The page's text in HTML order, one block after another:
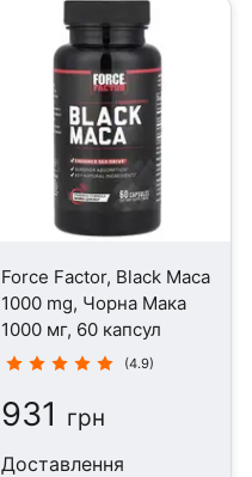
Force Factor, Black Maca
1000 mg, Чорна Мака
1000 мг, 60 капсул
(4.9)
931 грн
Доставлення